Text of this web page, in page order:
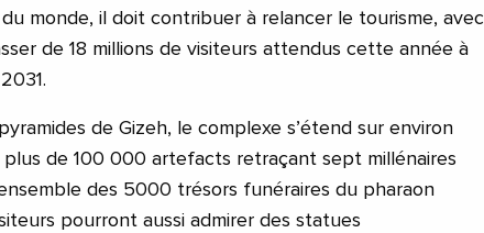
monde, il doit contribuer à relancer le tourisme, avec
de 18 millions de visiteurs attendus cette année à
de Gizeh, le complexe s’étend sur environ
de 100 000 artefacts retraçant sept millénaires
des 5000 trésors funéraires du pharaon
pourront aussi admirer des statues